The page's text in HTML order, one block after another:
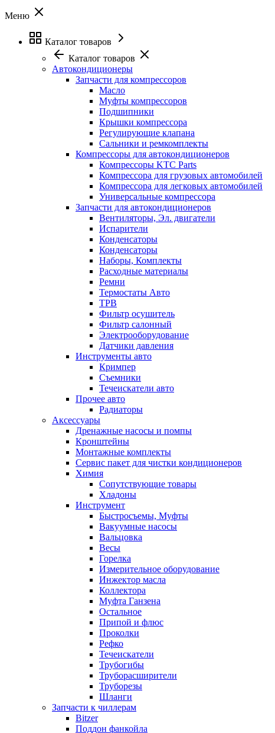
Меню
Каталог товаров
Каталог товаров
Автокондиционеры
Запчасти для компрессоров
Масло
Муфты компрессоров
Подшипники
Крышки компрессора
Регулирующие клапана
Сальники и ремкомплекты
Компрессоры для автокондиционеров
Компрессоры KTC Parts
Компрессора для грузовых автомобилей
Компрессора для легковых автомобилей
Универсальные компрессора
Запчасти для автокондиционеров
Вентиляторы, Эл. двигатели
Испарители
Конденсаторы
Конденсаторы
Наборы, Комплекты
Расходные материалы
Ремни
Термостаты Авто
ТРВ
Фильтр осушитель
Фильтр салонный
Электрооборудование
Датчики давления
Инструменты авто
Кримпер
Съемники
Течеискатели авто
Прочее авто
Радиаторы
Аксессуары
Дренажные насосы и помпы
Кронштейны
Монтажные комплекты
Сервис пакет для чистки кондиционеров
Химия
Сопутствующие товары
Хладоны
Инструмент
Быстросъемы, Муфты
Вакуумные насосы
Вальцовка
Весы
Горелка
Измерительное оборудование
Инжектор масла
Коллектора
Муфта Ганзена
Остальное
Припой и флюс
Проколки
Рефко
Течеискатели
Трубогибы
Труборасширители
Труборезы
Шланги
Запчасти к чиллерам
Bitzer
Поддон фанкойла